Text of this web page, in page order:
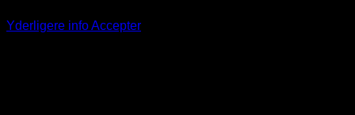
Yderligere infoAccepter